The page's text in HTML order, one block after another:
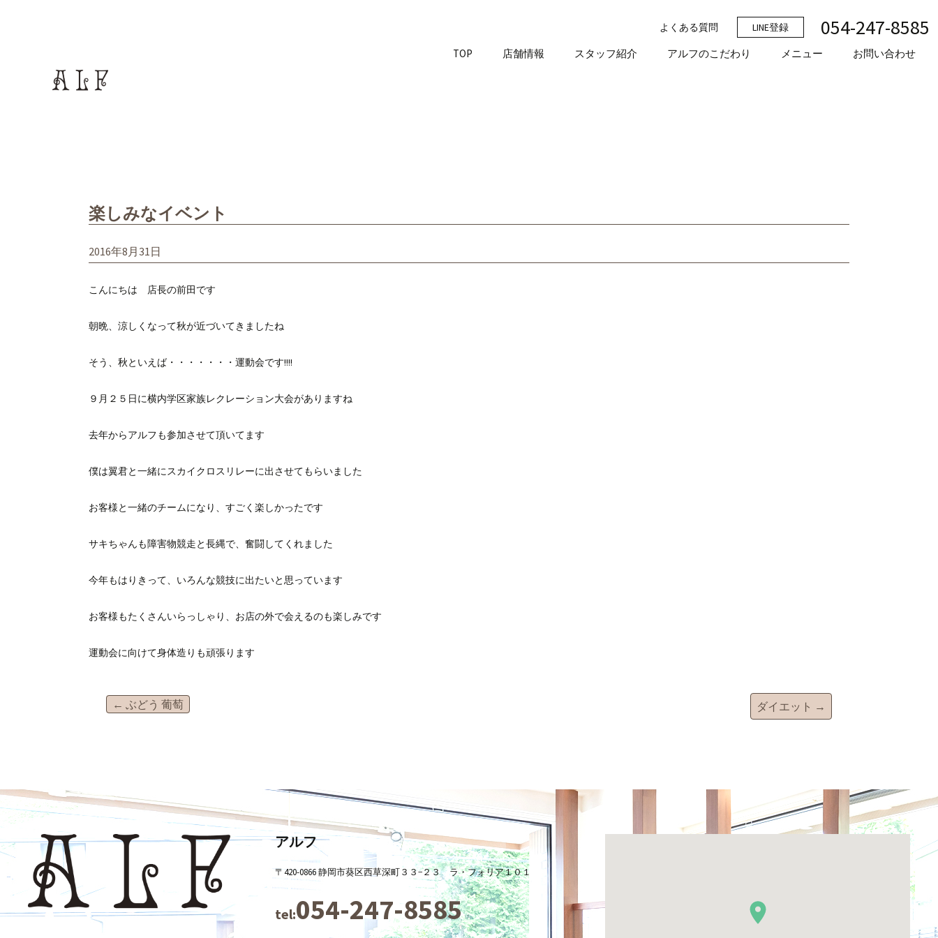
054-247-8585
よくある質問
LINE登録
ッ
プ
TOP 店舗情報 スタッフ紹介 アルフのこだわり メニュー お問い合わせ
検
楽しみなイベント
2016年8月31日
こんにちは 店長の前田です
朝晩、涼しくなって秋が近づいてきましたね
そう、秋といえば・・・・・・・運動会です!!!!
９月２５日に横内学区家族レクレーション大会がありますね
去年からアルフも参加させて頂いてます
僕は翼君と一緒にスカイクロスリレーに出させてもらいました
お客様と一緒のチームになり、すごく楽しかったです
サキちゃんも障害物競走と長縄で、奮闘してくれました
今年もはりきって、いろんな競技に出たいと思っています
お客様もたくさんいらっしゃり、お店の外で会えるのも楽しみです
運動会に向けて身体造りも頑張ります
投
ナ
ビ
ゲ
← ぶどう 葡萄 ダイエット →
アルフ
〒420-0866 静岡市葵区西草深町３３−２３ ラ・フォリア１０１
tel:054-247-8585